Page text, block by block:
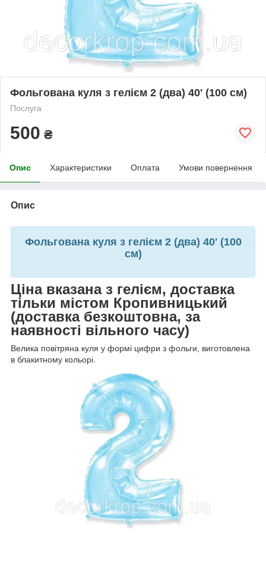
Фольгована куля з гелієм 2 (два) 40' (100 см)
Послуга
500 ₴
Опис Характеристики Оплата Умови повернення
Опис
Фольгована куля з гелієм 2 (два) 40' (100
см)
Ціна вказана з гелієм, доставка
тільки містом Кропивницький
(доставка безкоштовна, за
наявності вільного часу)
Велика повітряна куля у формі цифри з фольги, виготовлена
в блакитному кольорі.